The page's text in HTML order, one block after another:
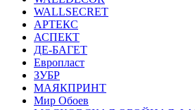
WALLSECRET
АРТЕКС
АСПЕКТ
ДЕ-БАГЕТ
Европласт
ЗУБР
МАЯКПРИНТ
Мир Обоев